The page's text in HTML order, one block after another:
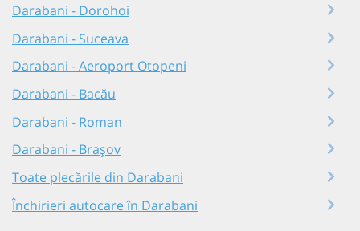
Darabani - Dorohoi
Darabani - Suceava
Darabani - Aeroport Otopeni
Darabani - Bacău
Darabani - Roman
Darabani - Brașov
Toate plecările din Darabani
Închirieri autocare în Darabani